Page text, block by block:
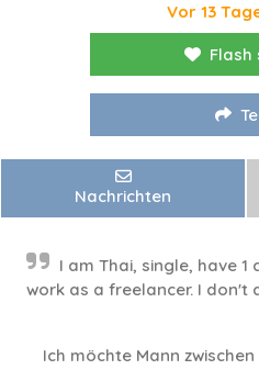
Vor 13
Flash
Nachrichten
I am Thai, single, have 1
work as a freelancer. I don't
Ich möchte Mann